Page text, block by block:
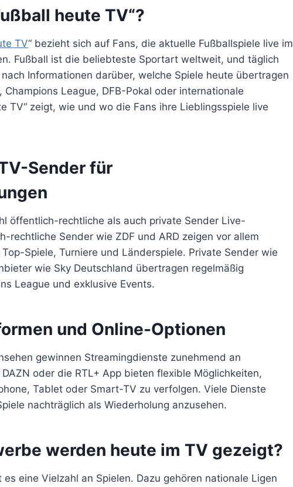
heute TV“?
TV“ bezieht sich auf Fans, die aktuelle Fußballspiele live im
Fußball ist die beliebteste Sportart weltweit, und täglich
Informationen darüber, welche Spiele heute übertragen
League, DFB-Pokal oder internationale
TV“ zeigt, wie und wo die Fans ihre Lieblingsspiele live
Sender für
öffentlich-rechtliche als auch private Sender Live-
rechtliche Sender wie ZDF und ARD zeigen vor allem
Spiele, Turniere und Länderspiele. Private Sender wie
wie Sky Deutschland übertragen regelmäßig
League und exklusive Events.
und Online-Optionen
gewinnen Streamingdienste zunehmend an
oder die RTL+ App bieten flexible Möglichkeiten,
Tablet oder Smart-TV zu verfolgen. Viele Dienste
nachträglich als Wiederholung anzusehen.
werden heute im TV gezeigt?
eine Vielzahl an Spielen. Dazu gehören nationale Ligen